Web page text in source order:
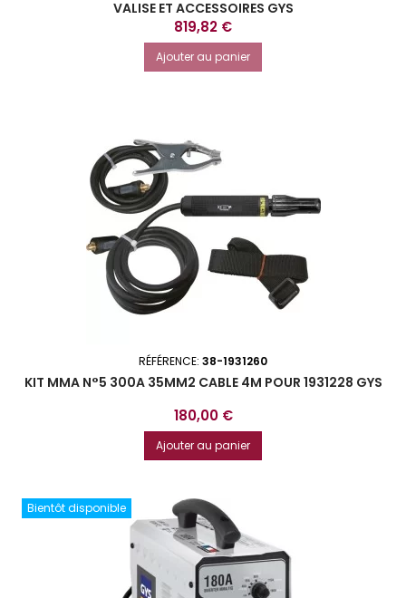
VALISE ET ACCESSOIRES GYS
Prix
819,82 €
Ajouter au panier
RÉFÉRENCE: 38-1931260
KIT MMA N°5 300A 35MM2 CABLE 4M POUR 1931228 GYS
Prix
180,00 €
Ajouter au panier
Bientôt disponible